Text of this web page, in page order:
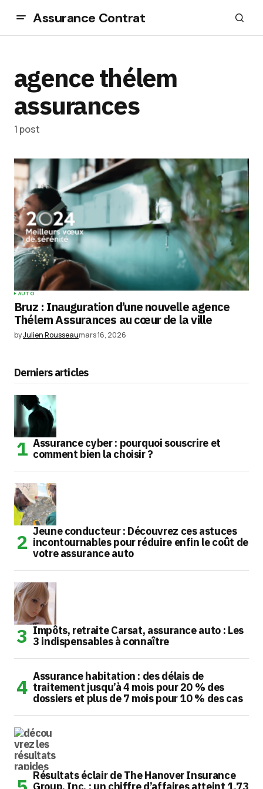
Assurance Contrat
agence thélem
assurances
1 post
AUTO
Bruz : Inauguration d’une nouvelle agence
Thélem Assurances au cœur de la ville
byJulien Rousseaumars 16, 2026
Derniers articles
Assurance cyber : pourquoi souscrire et
comment bien la choisir ?
Jeune conducteur : Découvrez ces astuces
incontournables pour réduire enfin le coût de
votre assurance auto
Impôts, retraite Carsat, assurance auto : Les
3 indispensables à connaître
Assurance habitation : des délais de
traitement jusqu’à 4 mois pour 20 % des
dossiers et plus de 7 mois pour 10 % des cas
Résultats éclair de The Hanover Insurance